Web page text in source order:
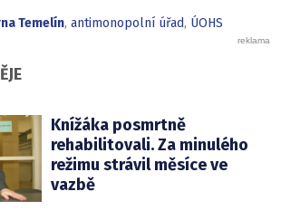
Temelín, antimonopolní úřad, ÚOHS
Knížáka posmrtně
rehabilitovali. Za minulého
režimu strávil měsíce ve
vazbě